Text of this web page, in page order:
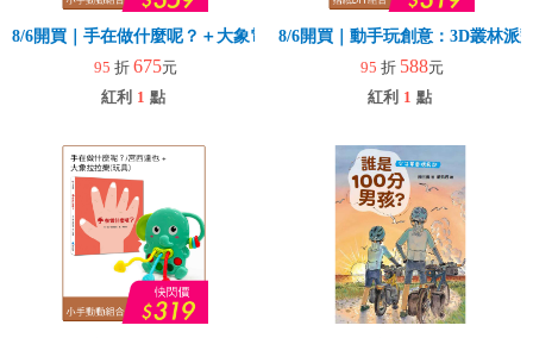
8/6開買｜手在做什麼呢？＋大象電子琴
95 折 675元
紅利 1 點
8/6開買｜動手玩創意：3D叢林派
95 折 588元
紅利 1 點